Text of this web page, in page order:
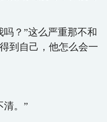
？”这么严重那不和
到自己，他怎么会一
清。”